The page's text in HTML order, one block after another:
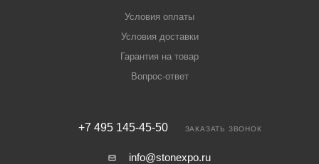
Условия оплаты
Условия доставки
Гарантия на товар
Вопрос-ответ
+7 495 145-45-50 ЗАКАЗАТЬ ЗВОНОК
info@stonexpo.ru